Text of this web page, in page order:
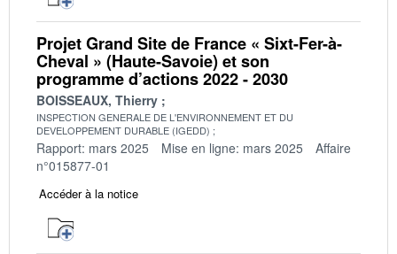
Projet Grand Site de France « Sixt-Fer-à-
Cheval » (Haute-Savoie) et son
programme d’actions 2022 - 2030
BOISSEAUX, Thierry
INSPECTION GENERALE DE L'ENVIRONNEMENT ET DU
DEVELOPPEMENT DURABLE (IGEDD)
Rapport: mars 2025 Mise en ligne: mars 2025
Affaire
n°015877-01
Accéder à la notice